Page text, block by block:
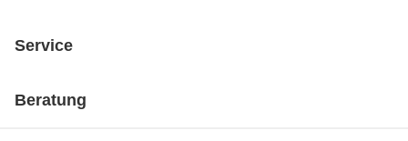
Service
Beratung